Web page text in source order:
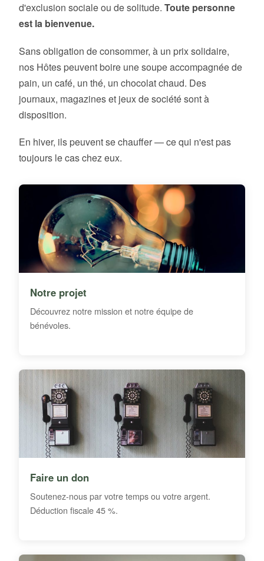
d'exclusion sociale ou de solitude. Toute personne
est la bienvenue.
Sans obligation de consommer, à un prix solidaire,
nos Hôtes peuvent boire une soupe accompagnée de
pain, un café, un thé, un chocolat chaud. Des
journaux, magazines et jeux de société sont à
disposition.
En hiver, ils peuvent se chauffer — ce qui n'est pas
toujours le cas chez eux.
Notre projet
Découvrez notre mission et notre équipe de
bénévoles.
Faire un don
Soutenez-nous par votre temps ou votre argent.
Déduction fiscale 45 %.